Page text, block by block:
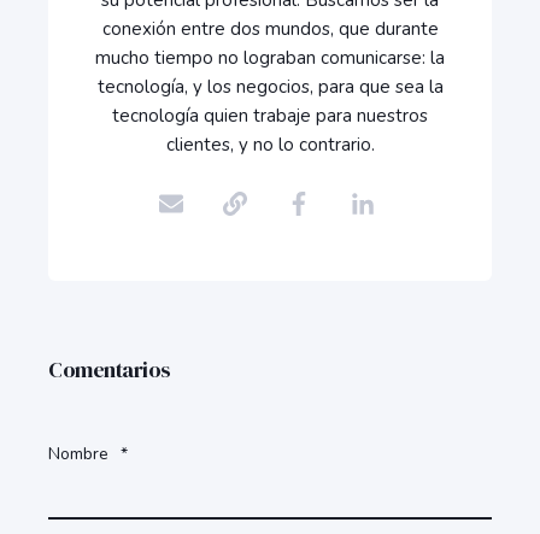
conexión entre dos mundos, que durante
mucho tiempo no lograban comunicarse: la
tecnología, y los negocios, para que sea la
tecnología quien trabaje para nuestros
clientes, y no lo contrario.
Comentarios
Nombre *